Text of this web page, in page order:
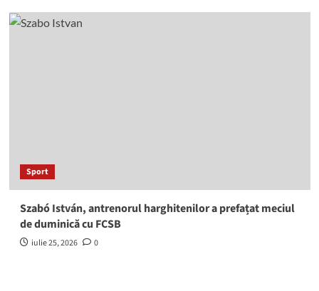
Sport
Szabó István, antrenorul harghitenilor a prefațat meciul
de duminică cu FCSB
iulie 25, 2026 0